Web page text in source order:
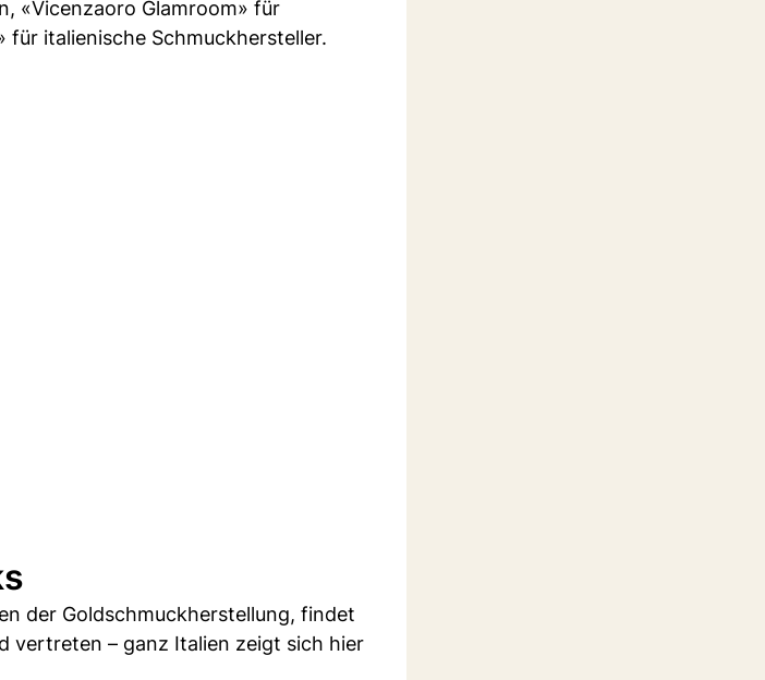
«Vicenzaoro Glamroom» für
italienische Schmuckhersteller.
der Goldschmuckherstellung, findet
vertreten – ganz Italien zeigt sich hier